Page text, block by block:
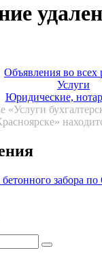
Объявления во всех
Услуги
Юридические,
«Услуги
забора